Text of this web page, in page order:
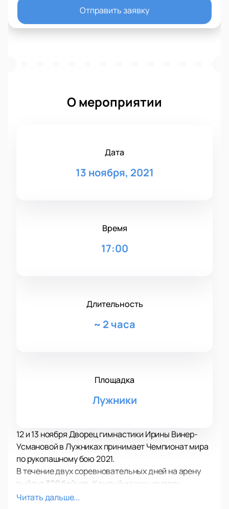
Отправить заявку
О мероприятии
Дата
13 ноября, 2021
Время
17:00
Длительность
~ 2 часа
Площадка
Лужники
12 и 13 ноября Дворец гимнастики Ирины Винер-
Усмановой в Лужниках принимает Чемпионат мира
по рукопашному бою 2021.
В течение двух соревновательных дней на арену
выйдут 300 бойцов. Каждый из них намерен
проявить себя и решительно двигаться вперед к
Читать дальше...